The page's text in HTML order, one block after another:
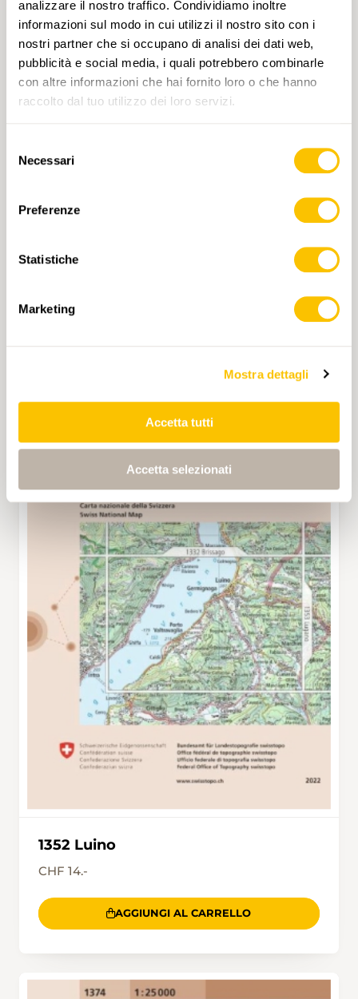
analizzare il nostro traffico. Condividiamo inoltre
informazioni sul modo in cui utilizzi il nostro sito con i
nostri partner che si occupano di analisi dei dati web,
pubblicità e social media, i quali potrebbero combinarle
con altre informazioni che hai fornito loro o che hanno
raccolto dal tuo utilizzo dei loro servizi.
delNecessari
Preferenze
Statistiche
Marketing
Mostra dettagli
Accetta tutti
Accetta selezionati
1352 Luino
CHF 14.-
AGGIUNGI AL CARRELLO